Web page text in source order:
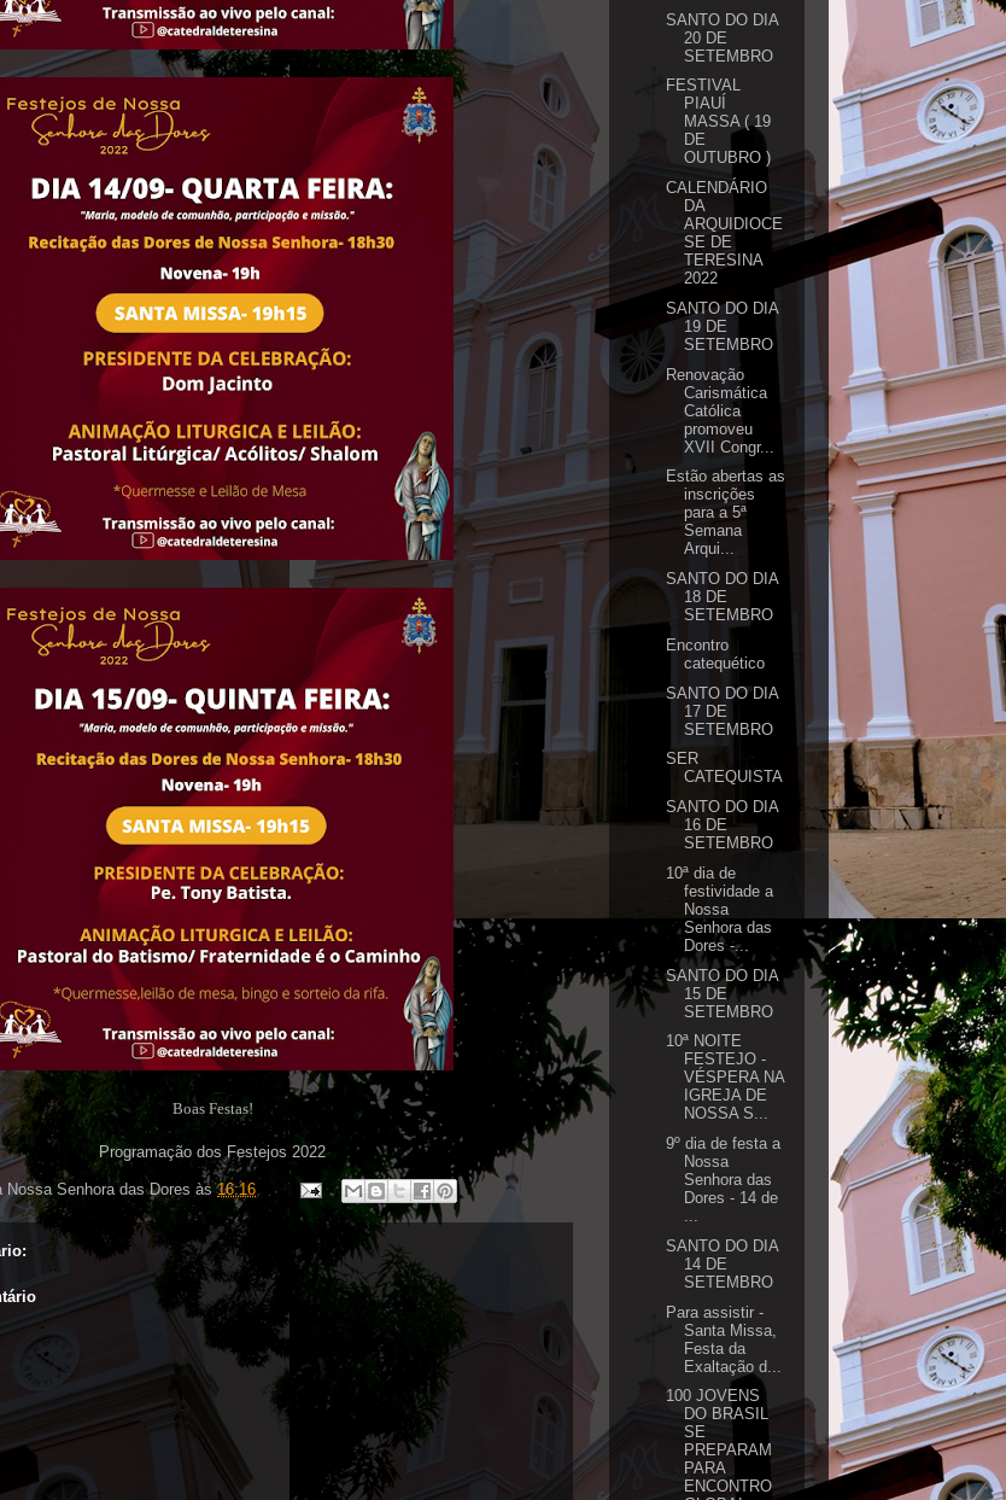
Boas Festas!
Programação dos Festejos 2022
Nossa Senhora das Dores às16:16
SANTO DO DIA
20 DE
SETEMBRO
FESTIVAL
PIAUÍ
MASSA ( 19
DE
OUTUBRO )
CALENDÁRIO
DA
ARQUIDIOCE
SE DE
TERESINA
2022
SANTO DO DIA
19 DE
SETEMBRO
Renovação
Carismática
Católica
promoveu
XVII Congr...
Estão abertas as
inscrições
para a 5ª
Semana
Arqui...
SANTO DO DIA
18 DE
SETEMBRO
Encontro
catequético
SANTO DO DIA
17 DE
SETEMBRO
SER
CATEQUISTA
SANTO DO DIA
16 DE
SETEMBRO
10ª dia de
festividade a
Nossa
Senhora das
Dores -...
SANTO DO DIA
15 DE
SETEMBRO
10ª NOITE
FESTEJO -
VÉSPERA NA
IGREJA DE
NOSSA S...
9º dia de festa a
Nossa
Senhora das
Dores - 14 de
...
SANTO DO DIA
14 DE
SETEMBRO
Para assistir -
Santa Missa,
Festa da
Exaltação d...
100 JOVENS
DO BRASIL
SE
PREPARAM
PARA
ENCONTRO